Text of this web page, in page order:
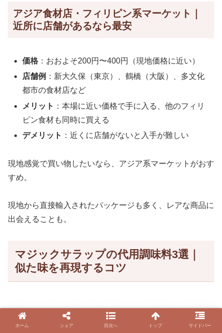
アジア食材店・フィリピン系マーケット｜
近所に店舗があるなら最安
価格 ：おおよそ200円〜400円（現地価格に近い）
店舗例 ：新大久保（東京）、鶴橋（大阪）、多文化
都市の食材店など
メリット ：本場に近い価格で手に入る、他のフィリ
ピン食材も同時に買える
デメリット ：近くに店舗がないと入手が難しい
現地感覚で買い物したいなら、アジア系マーケットがおす
すめ。
現地から直接輸入されたパッケージも多く、レアな商品に
出会えることも。
マジックサラップの代用調味料3選｜
似た味を再現するコツ
ホーム シェア 目次へ トップ サイドバー